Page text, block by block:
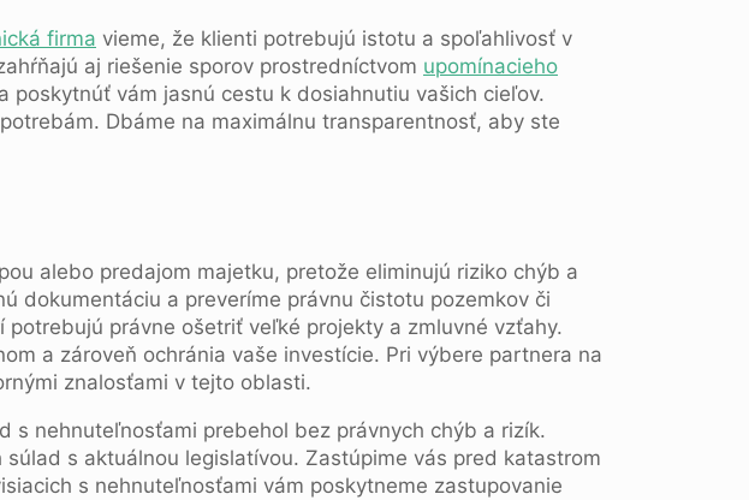
firma vieme, že klienti potrebujú istotu a spoľahlivosť v
aj riešenie sporov prostredníctvom upomínacieho
vám jasnú cestu k dosiahnutiu vašich cieľov.
Dbáme na maximálnu transparentnosť, aby ste
alebo predajom majetku, pretože eliminujú riziko chýb a
dokumentáciu a preveríme právnu čistotu pozemkov či
právne ošetriť veľké projekty a zmluvné vzťahy.
a zároveň ochránia vaše investície. Pri výbere partnera na
znalosťami v tejto oblasti.
s nehnuteľnosťami prebehol bez právnych chýb a rizík.
s aktuálnou legislatívou. Zastúpime vás pred katastrom
s nehnuteľnosťami vám poskytneme zastupovanie